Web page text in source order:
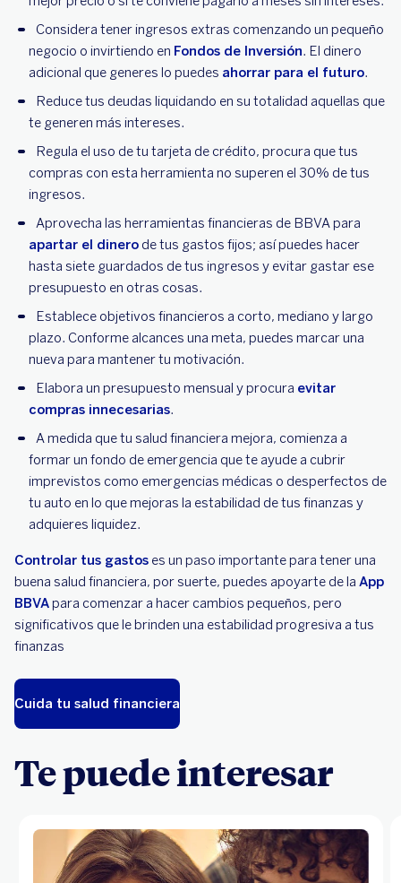
Considera tener ingresos extras comenzando un pequeño
negocio o invirtiendo en Fondos de Inversión. El dinero
adicional que generes lo puedes ahorrar para el futuro.
Reduce tus deudas liquidando en su totalidad aquellas que
te generen más intereses.
Regula el uso de tu tarjeta de crédito, procura que tus
compras con esta herramienta no superen el 30% de tus
ingresos.
Aprovecha las herramientas financieras de BBVA para
apartar el dinero de tus gastos fijos; así puedes hacer
hasta siete guardados de tus ingresos y evitar gastar ese
presupuesto en otras cosas.
Establece objetivos financieros a corto, mediano y largo
plazo. Conforme alcances una meta, puedes marcar una
nueva para mantener tu motivación.
Elabora un presupuesto mensual y procura evitar
compras innecesarias.
A medida que tu salud financiera mejora, comienza a
formar un fondo de emergencia que te ayude a cubrir
imprevistos como emergencias médicas o desperfectos de
tu auto en lo que mejoras la estabilidad de tus finanzas y
adquieres liquidez.
Controlar tus gastos es un paso importante para tener una
buena salud financiera, por suerte, puedes apoyarte de la App
BBVApara comenzar a hacer cambios pequeños, pero
significativos que le brinden una estabilidad progresiva a tus
finanzas
Cuida tu salud financiera
Te puede interesar